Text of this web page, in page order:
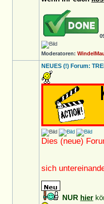
Moderatoren:
NEUES (!) Forum:
Dies (neue)
sich
NUR hier